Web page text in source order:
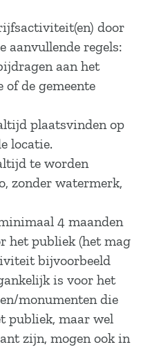
door
aanvullende regels:
aan het
de gemeente
plaatsvinden op
locatie.
te worden
zonder watermerk,
4 maanden
het publiek (het mag
bijvoorbeeld
is voor het
monumenten die
publiek, maar wel
zijn, mogen ook in